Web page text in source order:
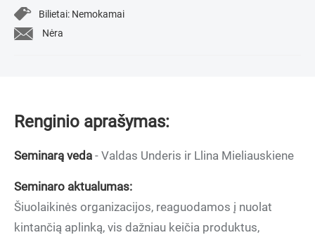
Bilietai: Nemokamai
Nėra
Renginio aprašymas:
Seminarą veda - Valdas Underis ir Llina Mieliauskiene
Seminaro aktualumas:
Šiuolaikinės organizacijos, reaguodamos į nuolat
kintančią aplinką, vis dažniau keičia produktus,